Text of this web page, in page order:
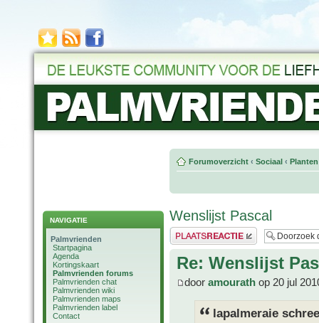
NAVIGATIE
Palmvrienden
Startpagina
Agenda
Kortingskaart
Palmvrienden forums
Palmvrienden chat
Palmvrienden wiki
Palmvrienden maps
Palmvrienden label
Contact
Forumoverzicht ‹ Sociaal ‹
Wenslijst Pascal
Plaats een reactie
Re: Wenslijst
door amourath op 20 jul
lapalmeraie